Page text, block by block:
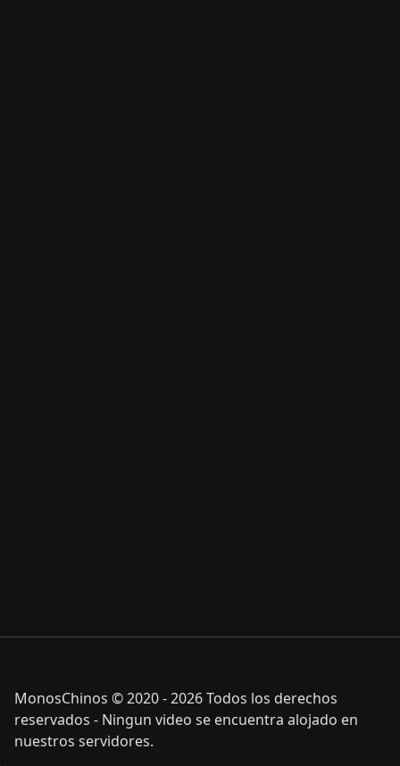
MonosChinos © 2020 - 2026 Todos los derechos
reservados - Ningun video se encuentra alojado en
nuestros servidores.